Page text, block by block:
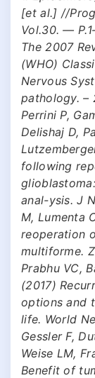
[et al.] //
Vol.30. —
The 2007
(WHO)
Nervous
pathology. –
Perrini P,
Delishaj D,
following
anal-ysis. J
M, Lumenta
reoperation
multiforme.
Prabhu VC,
(2017)
options and
life. World
Gessler F,
Weise LM,
Benefit of